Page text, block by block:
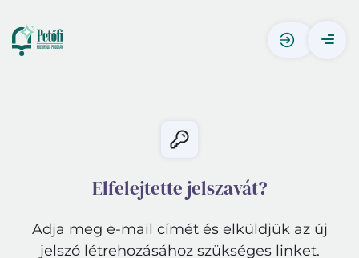
Elfelejtette jelszavát?
Adja meg e-mail címét és elküldjük az új
jelszó létrehozásához szükséges linket.